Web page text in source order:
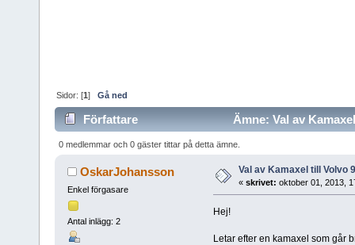
Sidor: [1]Gå ned
Författare Ämne: Val av
0 medlemmar och 0 gäster tittar på detta ämne.
OskarJohansson
Enkel förgasare
Antal inlägg: 2
Val av Kamaxel till Volvo
« skrivet: oktober 01, 2013,
Hej!
Letar efter en kamaxel som går